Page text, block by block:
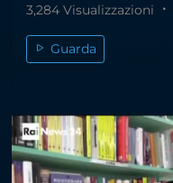
3,284 Visualizzazioni
Guarda